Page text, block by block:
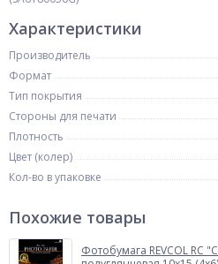
Характеристики
Производитель
Формат
Тип покрытия
Стороны для печати
Плотность
Цвет (колер)
Кол-во в упаковке
Похожие товары
Фотобумага REVCOL RC